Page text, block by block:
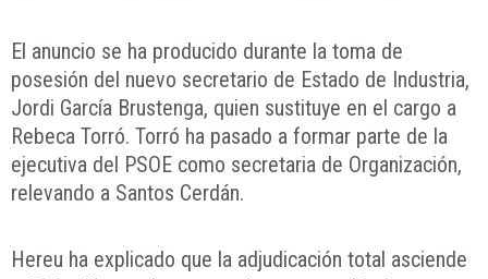
El anuncio se ha producido durante la toma de
posesión del nuevo secretario de Estado de Industria,
Jordi García Brustenga, quien sustituye en el cargo a
Rebeca Torró. Torró ha pasado a formar parte de la
ejecutiva del PSOE como secretaria de Organización,
relevando a Santos Cerdán.
Hereu ha explicado que la adjudicación total asciende